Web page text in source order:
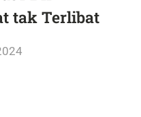
tak Terlibat